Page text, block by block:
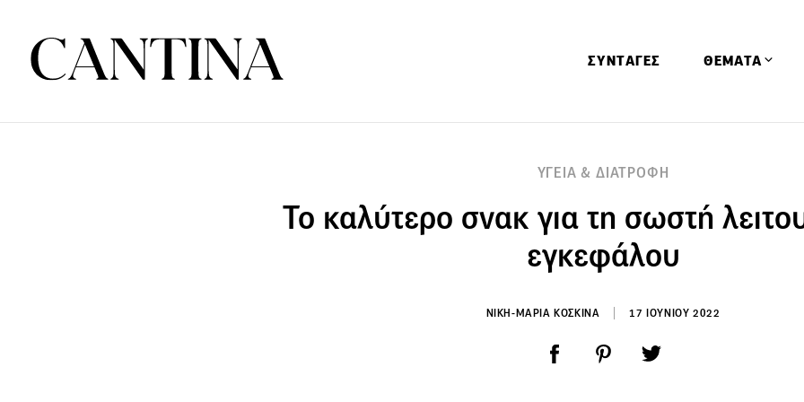
ΣΥΝΤΑΓΕΣ ΘΕΜΑΤΑ
Ειδήσεις
ΥΓΕΙΑ & ΔΙΑΤΡΟΦΗ
Το καλύτερο σνακ για τη σωστή
εγκεφάλου
ΝΙΚΗ-ΜΑΡΙΑ ΚΟΣΚΙΝΑ 17 ΙΟΥΝΙΟΥ 2022